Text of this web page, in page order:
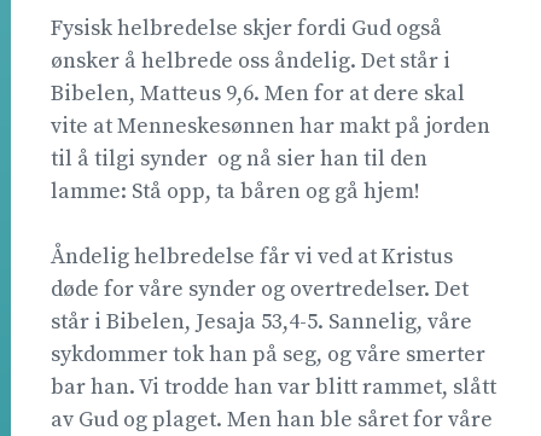
Fysisk helbredelse skjer fordi Gud også
ønsker å helbrede oss åndelig. Det står i
Bibelen, Matteus 9,6. Men for at dere skal
vite at Menneskesønnen har makt på jorden
til å tilgi synder  og nå sier han til den
lamme: Stå opp, ta båren og gå hjem!
Åndelig helbredelse får vi ved at Kristus
døde for våre synder og overtredelser. Det
står i Bibelen, Jesaja 53,4-5. Sannelig, våre
sykdommer tok han på seg, og våre smerter
bar han. Vi trodde han var blitt rammet, slått
av Gud og plaget. Men han ble såret for våre